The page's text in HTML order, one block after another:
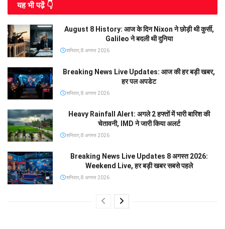
यह भी पढे़ं 👇
August 8 History: आज के दिन Nixon ने छोड़ी थी कुर्सी,
Galileo ने बदली थी दुनिया
शनिवार, 8 अगस्त 2026
Breaking News Live Updates: आज की हर बड़ी खबर,
हर पल अपडेट
शनिवार, 8 अगस्त 2026
Heavy Rainfall Alert: अगले 2 हफ्तों में भारी बारिश की
चेतावनी, IMD ने जारी किया अलर्ट
शनिवार, 8 अगस्त 2026
Breaking News Live Updates 8 अगस्त 2026:
Weekend Live, हर बड़ी खबर सबसे पहले
शनिवार, 8 अगस्त 2026